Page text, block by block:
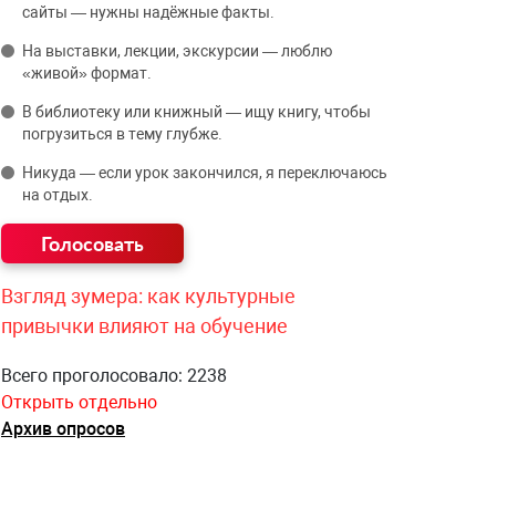
сайты — нужны надёжные факты.
На выставки, лекции, экскурсии — люблю
«живой» формат.
В библиотеку или книжный — ищу книгу, чтобы
погрузиться в тему глубже.
Никуда — если урок закончился, я переключаюсь
на отдых.
Взгляд зумера: как культурные
привычки влияют на обучение
Всего проголосовало: 2238
Открыть отдельно
Архив опросов